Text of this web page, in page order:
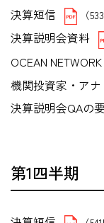
決算短信 （
決算説明会資料
OCEAN
機関投資家・ア
決算説明会QAの
第1四半期